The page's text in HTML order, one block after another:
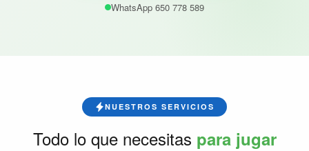
WhatsApp 650 778 589
NUESTROS SERVICIOS
Todo lo que necesitas para jugar